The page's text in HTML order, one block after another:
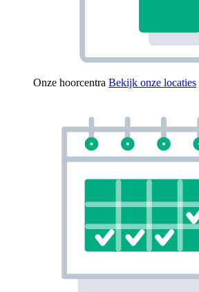
Onze hoorcentra Bekijk onze locaties